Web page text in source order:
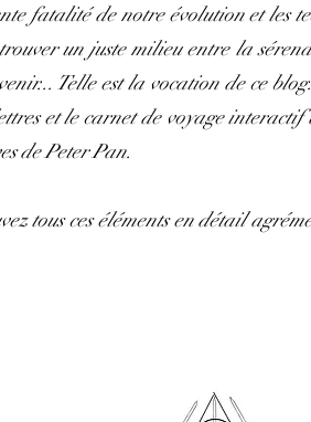
fatalité de notre évolution et les
un juste milieu entre la
Telle est la vocation de ce
et le carnet de voyage
de Peter Pan.
tous ces éléments en détail